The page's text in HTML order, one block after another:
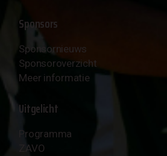
Sponsors
Sponsornieuws
Sponsoroverzicht
Meer informatie
Uitgelicht
Programma
ZAVO